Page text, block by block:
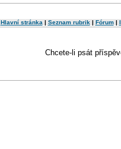
Hlavní stránka | Seznam rubrik | Fórum|
Chcete-li psát